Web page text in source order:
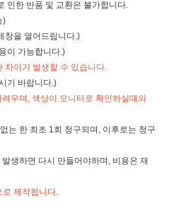
인한 반품 및 교환은 불가합니다.
)
창을 열어드립니다.)
이 가능합니다.)
차이가 발생할 수 있습니다.
기 바랍니다.)
우며, 색상이 모니터로 확인하실때와
는 한 최초 1회 청구되며, 이후로는 청구
생하면 다시 만들어야하며, 비용은 재
제작됩니다.